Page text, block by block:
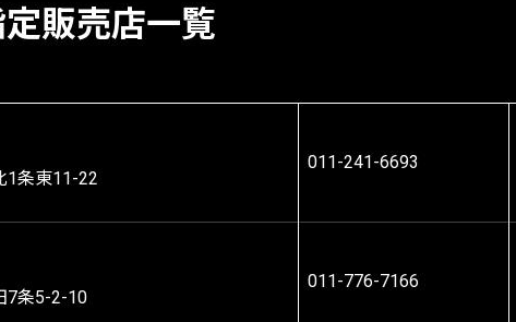
販売店一覧
1条東11-22
011-241-6693
7条5-2-10
011-776-7166